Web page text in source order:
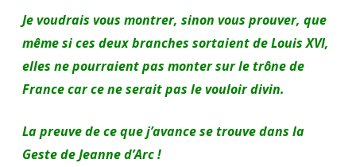
Je voudrais vous montrer, sinon vous prouver, que
même si ces deux branches sortaient de Louis XVI,
elles ne pourraient pas monter sur le trône de
France car ce ne serait pas le vouloir divin.
La preuve de ce que j’avance se trouve dans la
Geste de Jeanne d’Arc !